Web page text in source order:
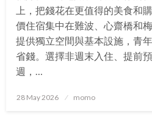
上，把錢花在更值得的美食和
價住宿集中在難波、心齋橋和
提供獨立空間與基本設施，青
省錢。選擇非週末入住、提前
週，…
Posted
28 May 2026 momo